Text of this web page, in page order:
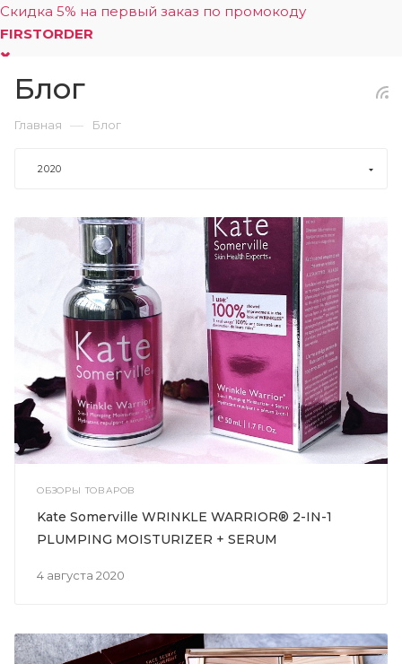
Скидка 5% на первый заказ по промокоду
FIRSTORDER
0
Блог
Главная — Блог
2020
ОБЗОРЫ ТОВАРОВ
4 августа 2020
Kate Somerville WRINKLE WARRIOR®️ 2-IN-1
PLUMPING MOISTURIZER + SERUM